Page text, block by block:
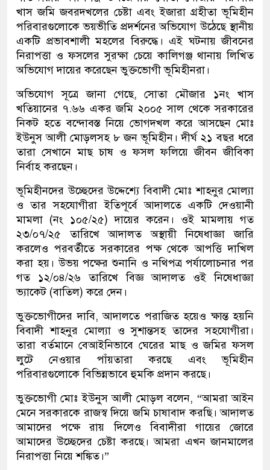
খাস জমি জবরদখলের চেষ্টা এবং ইজারা গ্রহীতা ভূমিহীন
পরিবারগুলোকে ভয়ভীতি প্রদর্শনের অভিযোগ উঠেছে স্থানীয়
একটি প্রভাবশালী মহলের বিরুদ্ধে। এই ঘটনায় জীবনের
নিরাপত্তা ও ফসলের সুরক্ষা চেয়ে কালিগঞ্জ থানায় লিখিত
অভিযোগ দায়ের করেছেন ভুক্তভোগী ভূমিহীনরা।
অভিযোগ সূত্রে জানা গেছে, সোতা মৌজার ১নং খাস
খতিয়ানের ৭.৬৬ একর জমি ২০০৫ সাল থেকে সরকারের
নিকট হতে বন্দোবস্ত নিয়ে ভোগদখল করে আসছেন মোঃ
ইউনুস আলী মোড়লসহ ৮ জন ভূমিহীন। দীর্ঘ ২১ বছর ধরে
তারা সেখানে মাছ চাষ ও ফসল ফলিয়ে জীবন জীবিকা
নির্বাহ করছেন।
ভূমিহীনদের উচ্ছেদের উদ্দেশ্যে বিবাদী মোঃ শাহনুর মোল্যা
ও তার সহযোগীরা ইতিপূর্বে আদালতে একটি দেওয়ানী
মামলা (নং ১০৫/২৫) দায়ের করেন। ওই মামলায় গত
২৩/০৭/২৫ তারিখে আদালত অস্থায়ী নিষেধাজ্ঞা জারি
করলেও পরবর্তীতে সরকারের পক্ষ থেকে আপত্তি দাখিল
করা হয়। উভয় পক্ষের শুনানি ও নথিপত্র পর্যালোচনার পর
গত ১২/০৪/২৬ তারিখে বিজ্ঞ আদালত ওই নিষেধাজ্ঞা
ভ্যাকেট (বাতিল) করে দেন।
ভুক্তভোগীদের দাবি, আদালতে পরাজিত হয়েও ক্ষান্ত হয়নি
বিবাদী শাহনুর মোল্যা ও সুশান্তসহ তাদের সহযোগীরা।
তারা বর্তমানে বেআইনিভাবে ঘেরের মাছ ও জমির ফসল
লুটে নেওয়ার পাঁয়তারা করছে এবং ভূমিহীন
পরিবারগুলোকে বিভিন্নভাবে হুমকি প্রদান করছে।
ভুক্তভোগী মোঃ ইউনুস আলী মোড়ল বলেন, “আমরা আইন
মেনে সরকারকে রাজস্ব দিয়ে জমি চাষাবাদ করছি। আদালত
আমাদের পক্ষে রায় দিলেও বিবাদীরা গায়ের জোরে
আমাদের উচ্ছেদের চেষ্টা করছে। আমরা এখন জানমালের
নিরাপত্তা নিয়ে শঙ্কিত।”